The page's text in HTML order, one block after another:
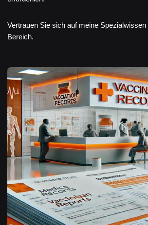
Vertrauen Sie sich auf meine
Bereich.